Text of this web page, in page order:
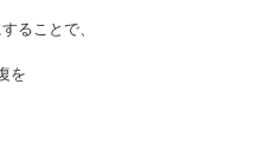
ることで、
を